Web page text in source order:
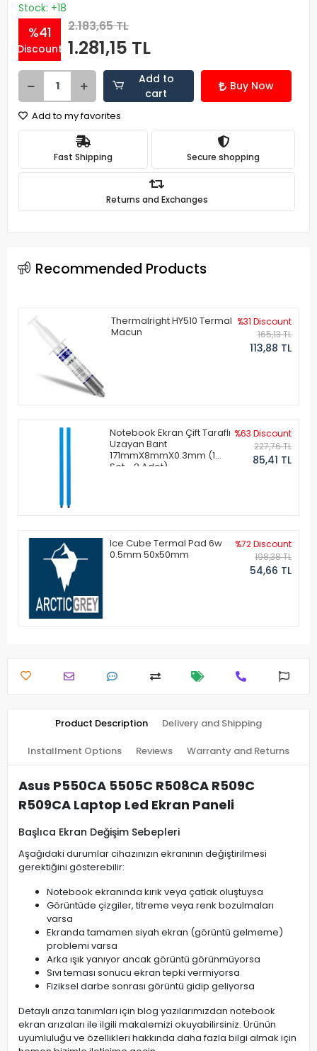
Stock: +18
%41
Discount
2.183,65 TL
1.281,15 TL
Add to
cart
Buy Now
Add to my favorites
Fast Shipping Secure shopping
Returns and Exchanges
Recommended Products
Thermalright HY510 Termal
Macun
%31 Discount
165,13 TL
113,88 TL
Notebook Ekran Çift Taraflı
Uzayan Bant
171mmX8mmX0.3mm (1
Set - 2 Adet)
%63 Discount
227,76 TL
85,41 TL
Ice Cube Termal Pad 6w
0.5mm 50x50mm
%72 Discount
198,38 TL
54,66 TL
Product Description Delivery and Shipping
Installment Options Reviews Warranty and Returns
Asus P550CA 5505C R508CA R509C
R509CA Laptop Led Ekran Paneli
Başlıca Ekran Değişim Sebepleri
Aşağıdaki durumlar cihazınızın ekranının değiştirilmesi
gerektiğini gösterebilir:
Notebook ekranında kırık veya çatlak oluştuysa
Görüntüde çizgiler, titreme veya renk bozulmaları
varsa
Ekranda tamamen siyah ekran (görüntü gelmeme)
problemi varsa
Arka ışık yanıyor ancak görüntü görünmüyorsa
Sıvı teması sonucu ekran tepki vermiyorsa
Fiziksel darbe sonrası görüntü gidip geliyorsa
Detaylı arıza tanımları için blog yazılarımızdan notebook
ekran arızaları ile ilgili makalemizi okuyabilirsiniz. Ürünün
uyumluluğu ve özellikleri hakkında daha fazla bilgi almak için